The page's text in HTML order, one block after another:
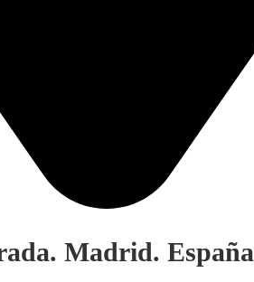
Madrid. España